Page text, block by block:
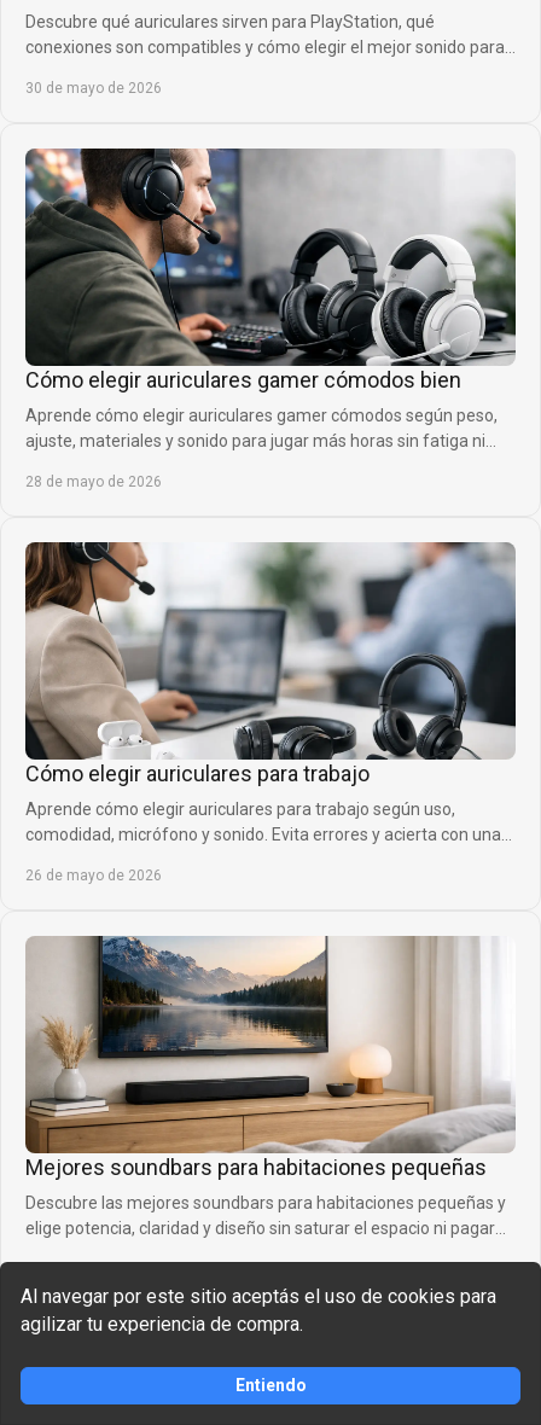
Al navegar por este sitio aceptás el uso de cookies para
agilizar tu experiencia de compra.
Entiendo
Comprar
Descubre qué auriculares sirven para PlayStation, qué
conexiones son compatibles y cómo elegir el mejor sonido para
30 de mayo de 2026
Cómo elegir auriculares gamer cómodos bien
Aprende cómo elegir auriculares gamer cómodos según peso,
ajuste, materiales y sonido para jugar más horas sin fatiga ni
28 de mayo de 2026
Cómo elegir auriculares para trabajo
Aprende cómo elegir auriculares para trabajo según uso,
comodidad, micrófono y sonido. Evita errores y acierta con una
26 de mayo de 2026
Mejores soundbars para habitaciones pequeñas
Descubre las mejores soundbars para habitaciones pequeñas y
elige potencia, claridad y diseño sin saturar el espacio ni pagar